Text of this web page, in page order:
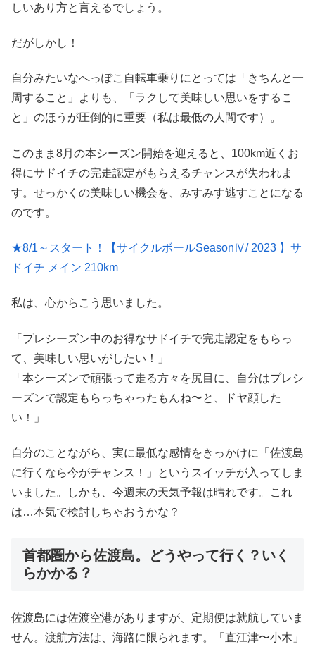
しいあり方と言えるでしょう。
だがしかし！
自分みたいなへっぽこ自転車乗りにとっては「きちんと一
周すること」よりも、「ラクして美味しい思いをするこ
と」のほうが圧倒的に重要（私は最低の人間です）。
このまま8月の本シーズン開始を迎えると、100km近くお
得にサドイチの完走認定がもらえるチャンスが失われま
す。せっかくの美味しい機会を、みすみす逃すことになる
のです。
★8/1～スタート！【サイクルボールSeasonⅣ/ 2023 】サ
ドイチ メイン 210km
私は、心からこう思いました。
「プレシーズン中のお得なサドイチで完走認定をもらっ
て、美味しい思いがしたい！」
「本シーズンで頑張って走る方々を尻目に、自分はプレシ
ーズンで認定もらっちゃったもんね〜と、ドヤ顔した
い！」
自分のことながら、実に最低な感情をきっかけに「佐渡島
に行くなら今がチャンス！」というスイッチが入ってしま
いました。しかも、今週末の天気予報は晴れです。これ
は…本気で検討しちゃおうかな？
首都圏から佐渡島。どうやって行く？いく
らかかる？
佐渡島には佐渡空港がありますが、定期便は就航していま
せん。渡航方法は、海路に限られます。「直江津〜小木」